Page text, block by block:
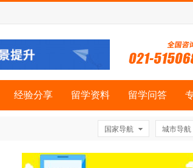
经验分享 留学资料 留学问答
国家导航 城市导航